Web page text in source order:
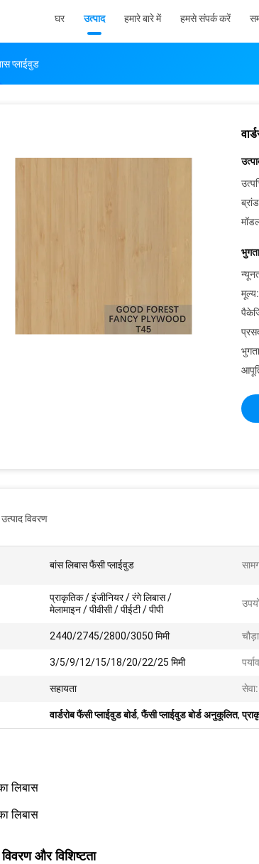
घर उत्पाद हमारे बारे में हमसे संपर्क करें
प्लाईवुड
मूल्य:
उत्पाद विवरण
बांस लिबास फैंसी प्लाईवुड
प्राकृतिक / इंजीनियर / रंगे लिबास /
मेलामाइन / पीवीसी / पीईटी / पीपी
2440/2745/2800/3050 मिमी
3/5/9/12/15/18/20/22/25 मिमी
सहायता
वार्डरोब फैंसी प्लाईवुड बोर्ड,फैंसी प्लाईवुड बोर्ड अनुकूलित,
लिबास
लिबास
और विशिष्टता